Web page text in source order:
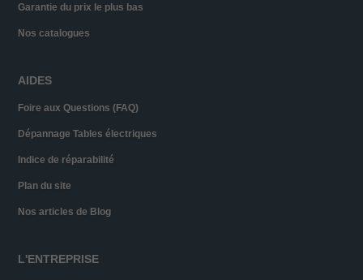
Garantie du prix le plus bas
Nos catalogues
AIDES
Foire aux Questions (FAQ)
Dépannage Tables électriques
Indice de réparabilité
Plan du site
Nos articles de Blog
L'ENTREPRISE